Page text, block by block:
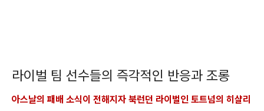
라이벌 팀 선수들의 즉각적인 반응과 조롱
아스날의 패배 소식이 전해지자 북런던 라이벌인 토트넘의 히샬리